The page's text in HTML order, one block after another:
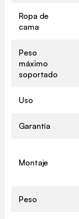
Ropa de
cama
Peso
máximo
soportado
Uso
Garantía
Montaje
Peso